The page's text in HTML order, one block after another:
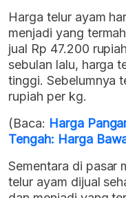
Harga telur ayam
menjadi yang
jual Rp 47.200
sebulan lalu, harga
tinggi. Sebelumnya
rupiah per kg.
(Baca: Harga
Tengah: Harga
Sementara di pasar
telur ayam dijual